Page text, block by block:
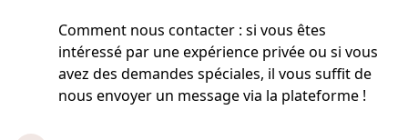
Comment nous contacter : si vous êtes
intéressé par une expérience privée ou si vous
avez des demandes spéciales, il vous suffit de
nous envoyer un message via la plateforme !